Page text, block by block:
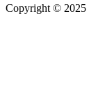
Copyright © 2025